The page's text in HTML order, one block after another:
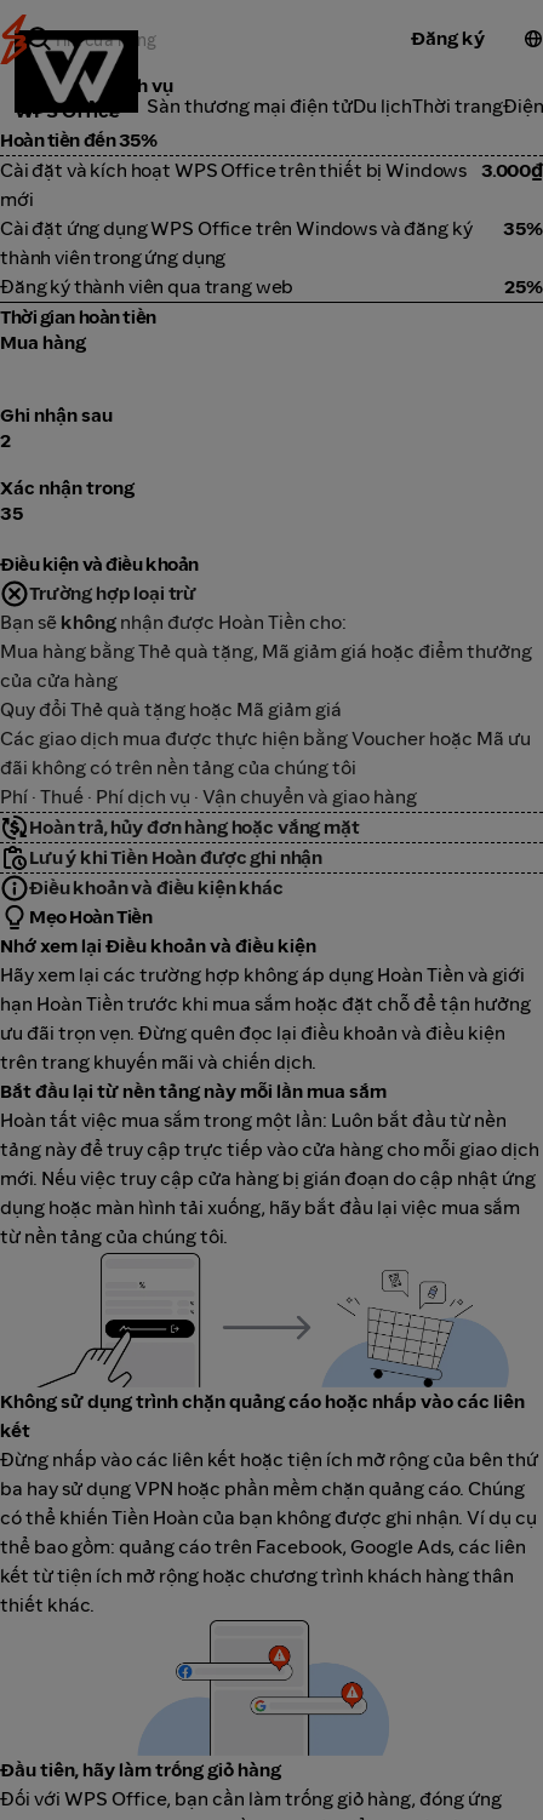
Đăng ký
Danh Mục Sàn thương mại điện tửDu lịchThời trang
Công cụ & dịch vụ
WPS Office
Hoàn tiền đến 35%
Cài đặt và kích hoạt WPS Office trên thiết bị Windows
mới
3.000₫
Cài đặt ứng dụng WPS Office trên Windows và đăng ký
thành viên trong ứng dụng
35%
Đăng ký thành viên qua trang web
25%
Thời gian hoàn tiền
Mua hàng
Ghi nhận sau
2
Xác nhận trong
35
Điều kiện và điều khoản
Trường hợp loại trừ
Bạn sẽ không nhận được Hoàn Tiền cho:
Mua hàng bằng Thẻ quà tặng, Mã giảm giá hoặc điểm thưởng
của cửa hàng
Quy đổi Thẻ quà tặng hoặc Mã giảm giá
Các giao dịch mua được thực hiện bằng Voucher hoặc Mã ưu
đãi không có trên nền tảng của chúng tôi
Phí · Thuế · Phí dịch vụ · Vận chuyển và giao hàng
Hoàn trả, hủy đơn hàng hoặc vắng mặt
Lưu ý khi Tiền Hoàn được ghi nhận
Điều khoản và điều kiện khác
Mẹo Hoàn Tiền
Nhớ xem lại Điều khoản và điều kiện
Hãy xem lại các trường hợp không áp dụng Hoàn Tiền và giới
hạn Hoàn Tiền trước khi mua sắm hoặc đặt chỗ để tận hưởng
ưu đãi trọn vẹn. Đừng quên đọc lại điều khoản và điều kiện
trên trang khuyến mãi và chiến dịch.
Bắt đầu lại từ nền tảng này mỗi lần mua sắm
Hoàn tất việc mua sắm trong một lần: Luôn bắt đầu từ nền
tảng này để truy cập trực tiếp vào cửa hàng cho mỗi giao dịch
mới. Nếu việc truy cập cửa hàng bị gián đoạn do cập nhật ứng
dụng hoặc màn hình tải xuống, hãy bắt đầu lại việc mua sắm
từ nền tảng của chúng tôi.
Không sử dụng trình chặn quảng cáo hoặc nhấp vào các liên
kết
Đừng nhấp vào các liên kết hoặc tiện ích mở rộng của bên thứ
ba hay sử dụng VPN hoặc phần mềm chặn quảng cáo. Chúng
có thể khiến Tiền Hoàn của bạn không được ghi nhận. Ví dụ cụ
thể bao gồm: quảng cáo trên Facebook, Google Ads, các liên
kết từ tiện ích mở rộng hoặc chương trình khách hàng thân
thiết khác.
Đầu tiên, hãy làm trống giỏ hàng
Đối với WPS Office, bạn cần làm trống giỏ hàng, đóng ứng